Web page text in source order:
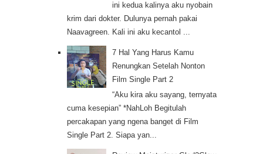
ini kedua kalinya aku nyobain
krim dari dokter. Dulunya pernah pakai
Naavagreen. Kali ini aku kecantol ...
7 Hal Yang Harus Kamu
Renungkan Setelah Nonton
Film Single Part 2
“Aku kira aku sayang, ternyata
cuma kesepian” *NahLoh Begitulah
percakapan yang ngena banget di Film
Single Part 2. Siapa yan...